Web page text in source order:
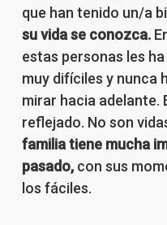
que han tenido un/a
su vida se conozca.
estas personas les
muy difíciles y nunca
mirar hacia adelante.
reflejado. No son
familia tiene mucha
pasado,con sus
los fáciles.